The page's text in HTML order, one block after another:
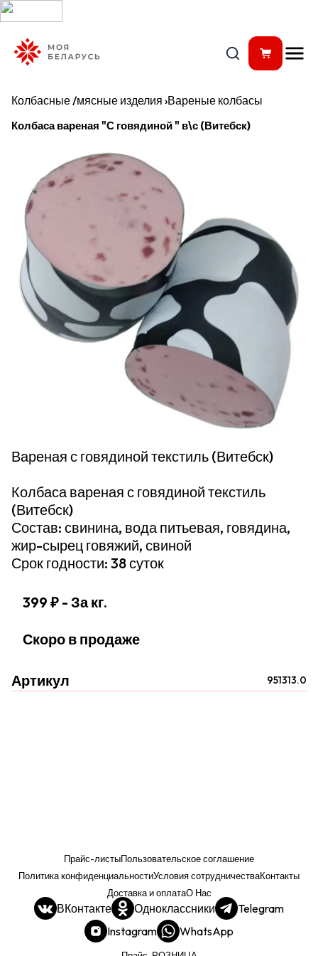
Колбасные /мясные изделия ›Вареные колбасы
Колбаса вареная "С говядиной " в\с (Витебск)
Вареная с говядиной текстиль (Витебск)
Колбаса вареная с говядиной текстиль
(Витебск)
Состав: свинина, вода питьевая, говядина,
жир-сырец говяжий, свиной
Срок годности: 38 суток
399 ₽ - За кг.
Скоро в продаже
Артикул 951313.0
Прайс-листыПользовательское соглашение
Политика конфиденциальностиУсловия сотрудничестваКонтакты
Доставка и оплатаО Нас
ВКонтакте Одноклассники
Telegram
Instagram
WhatsApp